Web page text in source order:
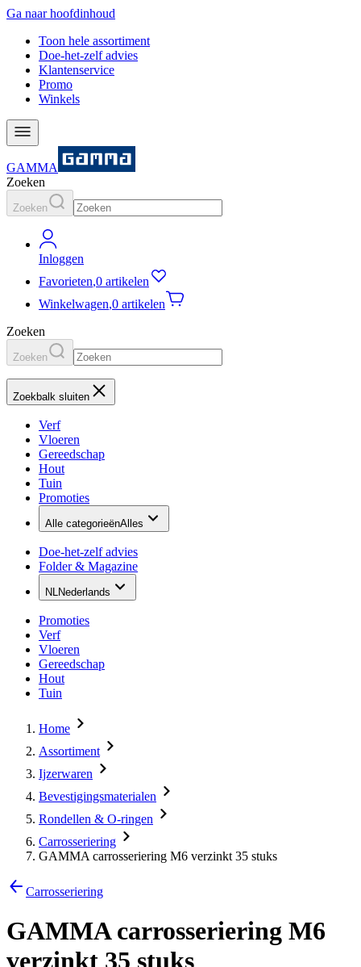
Ga naar hoofdinhoud
Toon hele assortiment
Doe-het-zelf advies
Klantenservice
Promo
Winkels
GAMMA
Zoeken
Zoeken
Inloggen
Favorieten,0 artikelen
Winkelwagen,0 artikelen
Zoeken
Zoeken
Zoekbalk sluiten
Verf
Vloeren
Gereedschap
Hout
Tuin
Promoties
Alle categorieënAlles
Doe-het-zelf advies
Folder & Magazine
NLNederlands
Promoties
Verf
Vloeren
Gereedschap
Hout
Tuin
Home
Assortiment
Ijzerwaren
Bevestigingsmaterialen
Rondellen & O-ringen
Carrosseriering
GAMMA carrosseriering M6 verzinkt 35 stuks
Carrosseriering
GAMMA carrosseriering M6
verzinkt 35 stuks